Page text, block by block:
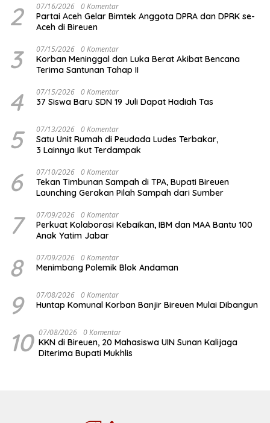
2 07/16/2026 0 Komentar
Partai Aceh Gelar Bimtek Anggota DPRA dan DPRK se-
Aceh di Bireuen
3 07/15/2026 0 Komentar
Korban Meninggal dan Luka Berat Akibat Bencana
Terima Santunan Tahap II
4 07/15/2026 0 Komentar
37 Siswa Baru SDN 19 Juli Dapat Hadiah Tas
5 07/13/2026 0 Komentar
Satu Unit Rumah di Peudada Ludes Terbakar,
3 Lainnya Ikut Terdampak
6 07/10/2026 0 Komentar
Tekan Timbunan Sampah di TPA, Bupati Bireuen
Launching Gerakan Pilah Sampah dari Sumber
7 07/09/2026 0 Komentar
Perkuat Kolaborasi Kebaikan, IBM dan MAA Bantu 100
Anak Yatim Jabar
8 07/09/2026 0 Komentar
Menimbang Polemik Blok Andaman
9 07/08/2026 0 Komentar
Huntap Komunal Korban Banjir Bireuen Mulai Dibangun
10 07/08/2026 0 Komentar
KKN di Bireuen, 20 Mahasiswa UIN Sunan Kalijaga